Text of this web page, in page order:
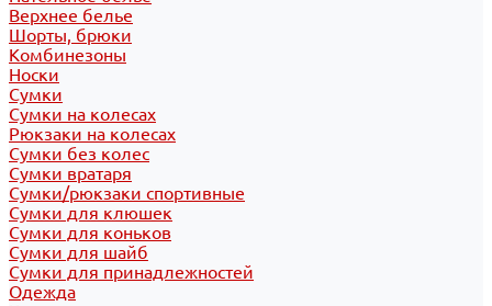
Верхнее белье
Шорты, брюки
Комбинезоны
Носки
Сумки
Сумки на колесах
Рюкзаки на колесах
Сумки без колес
Сумки вратаря
Сумки/рюкзаки спортивные
Сумки для клюшек
Сумки для коньков
Сумки для шайб
Сумки для принадлежностей
Одежда